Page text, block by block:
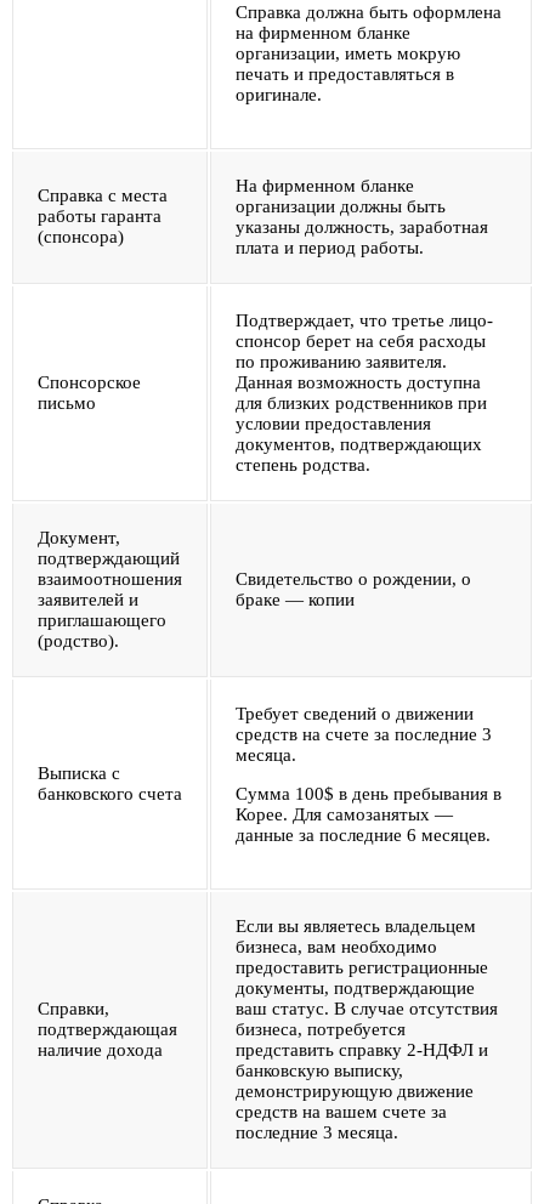
Справка должна быть оформлена
на фирменном бланке
организации, иметь мокрую
печать и предоставляться в
оригинале.
Справка с места
работы гаранта
(спонсора)
На фирменном бланке
организации должны быть
указаны должность, заработная
плата и период работы.
Спонсорское
письмо
Подтверждает, что третье лицо-
спонсор берет на себя расходы
по проживанию заявителя.
Данная возможность доступна
для близких родственников при
условии предоставления
документов, подтверждающих
степень родства.
Документ,
подтверждающий
взаимоотношения
заявителей и
приглашающего
(родство).
Свидетельство о рождении, о
браке — копии
Выписка с
банковского счета
Требует сведений о движении
средств на счете за последние 3
месяца.
Сумма 100$ в день пребывания в
Корее. Для самозанятых —
данные за последние 6 месяцев.
Справки,
подтверждающая
наличие дохода
Если вы являетесь владельцем
бизнеса, вам необходимо
предоставить регистрационные
документы, подтверждающие
ваш статус. В случае отсутствия
бизнеса, потребуется
представить справку 2-НДФЛ и
банковскую выписку,
демонстрирующую движение
средств на вашем счете за
последние 3 месяца.